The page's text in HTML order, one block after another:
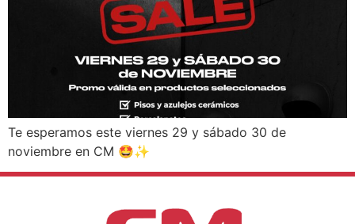
Te esperamos este viernes 29 y sábado 30 de
noviembre en CM 🤩✨